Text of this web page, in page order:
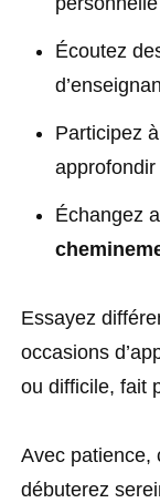
Écoutez
Participez
Échangez
Essayez
occasions
ou difficile, fait
Avec patience,
débuterez